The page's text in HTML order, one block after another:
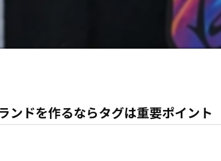
ンドを作るならタグは重要ポイント